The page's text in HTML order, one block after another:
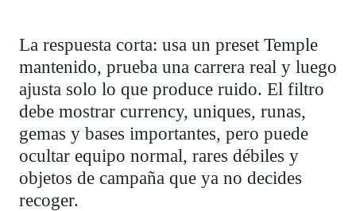
La respuesta corta: usa un preset Temple
mantenido, prueba una carrera real y luego
ajusta solo lo que produce ruido. El filtro
debe mostrar currency, uniques, runas,
gemas y bases importantes, pero puede
ocultar equipo normal, rares débiles y
objetos de campaña que ya no decides
recoger.